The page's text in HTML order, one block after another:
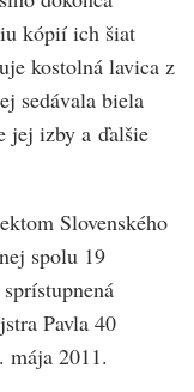
kópií ich šiat
kostolná lavica z
sedávala biela
jej izby a ďalšie
Slovenského
spolu 19
Pavla 40
mája 2011.